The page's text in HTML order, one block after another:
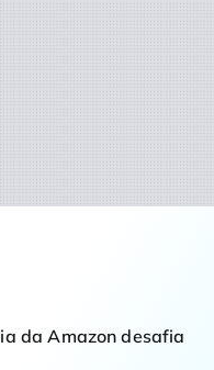
da Amazon desafia